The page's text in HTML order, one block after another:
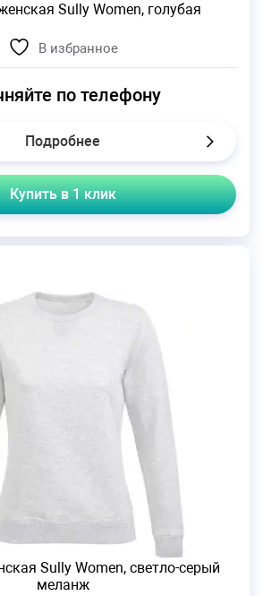
Sully Women, голубая
В избранное
по телефону
Подробнее
Купить в 1 клик
Sully Women, светло-серый
меланж